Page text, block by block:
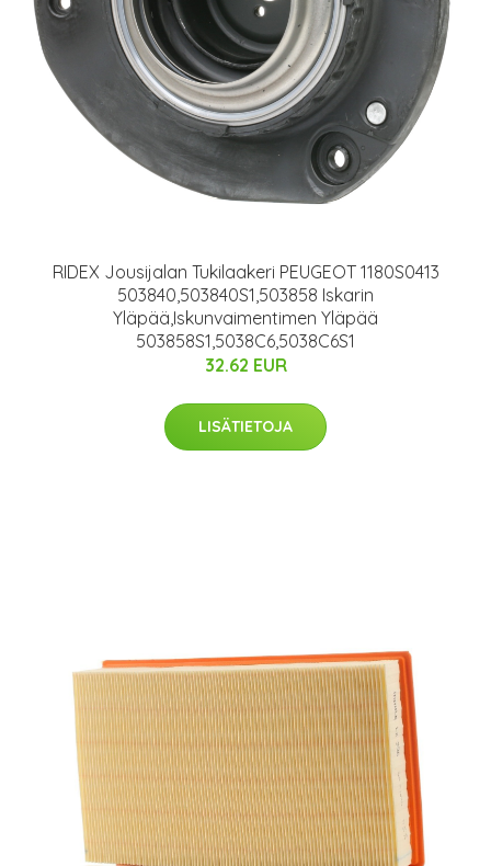
RIDEX Jousijalan Tukilaakeri PEUGEOT 1180S0413
503840,503840S1,503858 Iskarin
Yläpää,Iskunvaimentimen Yläpää
503858S1,5038C6,5038C6S1
32.62 EUR
LISÄTIETOJA